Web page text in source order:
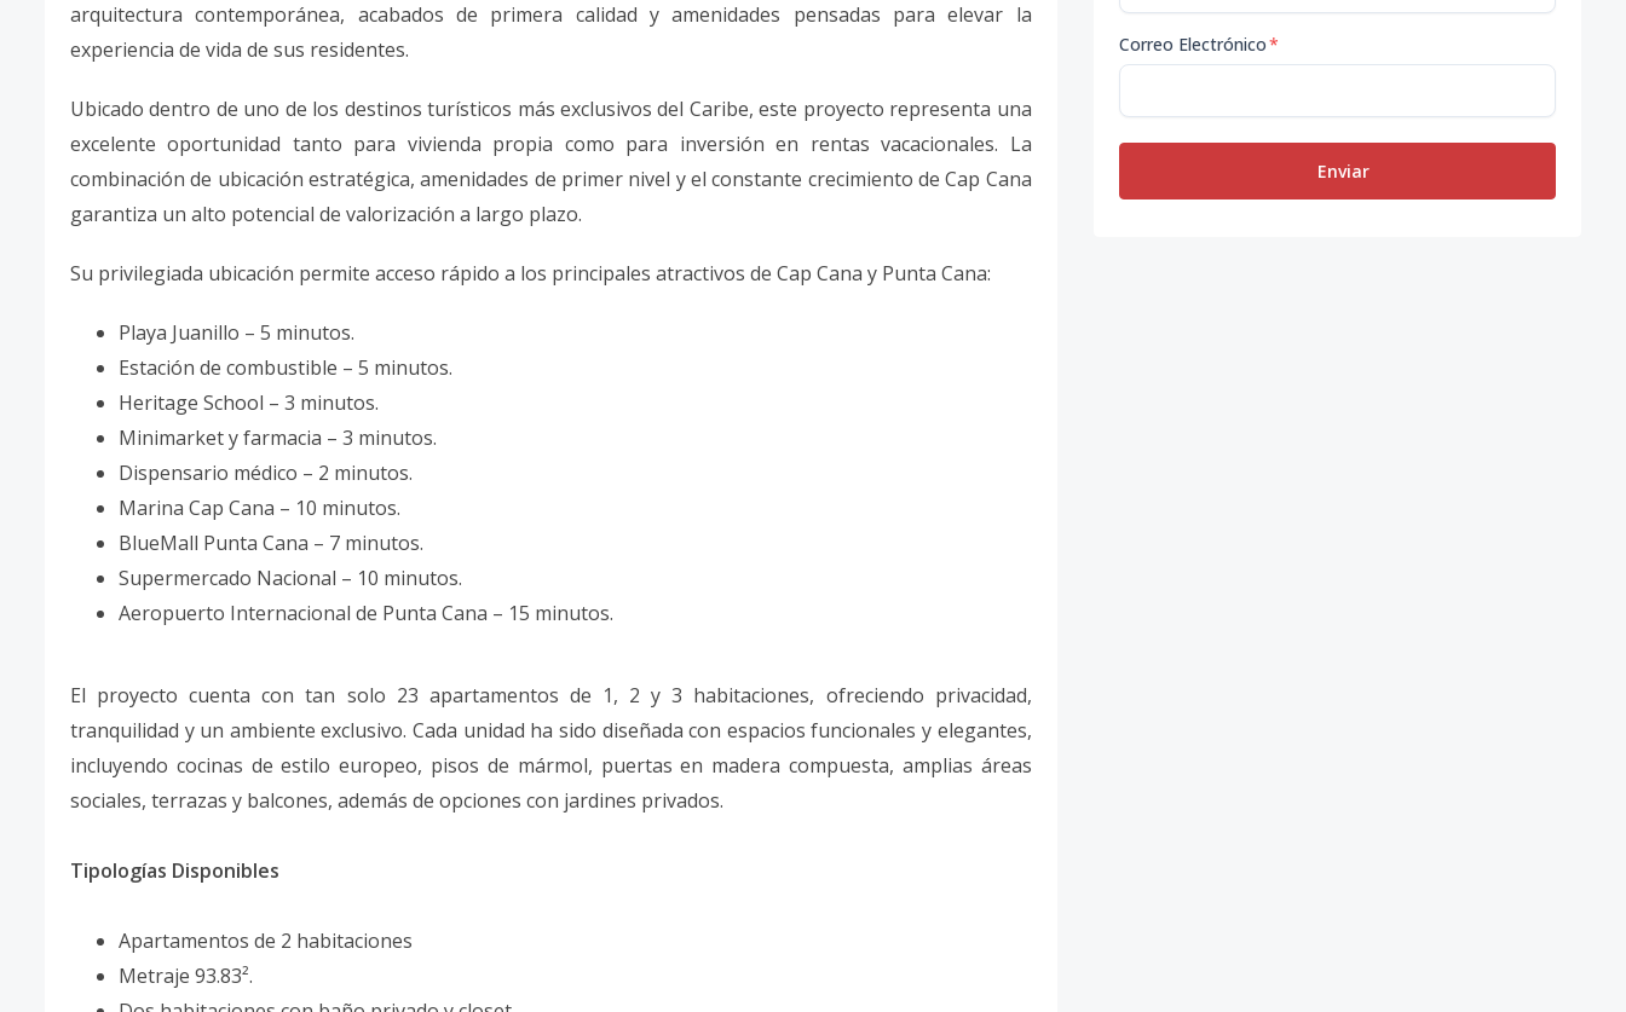
arquitectura contemporánea, acabados de primera calidad y amenidades pensadas para elevar la
experiencia de vida de sus residentes.
Ubicado dentro de uno de los destinos turísticos más exclusivos del Caribe, este proyecto representa una
excelente oportunidad tanto para vivienda propia como para inversión en rentas vacacionales. La
combinación de ubicación estratégica, amenidades de primer nivel y el constante crecimiento de Cap Cana
garantiza un alto potencial de valorización a largo plazo.
Su privilegiada ubicación permite acceso rápido a los principales atractivos de Cap Cana y Punta Cana:
Playa Juanillo – 5 minutos.
Estación de combustible – 5 minutos.
Heritage School – 3 minutos.
Minimarket y farmacia – 3 minutos.
Dispensario médico – 2 minutos.
Marina Cap Cana – 10 minutos.
BlueMall Punta Cana – 7 minutos.
Supermercado Nacional – 10 minutos.
Aeropuerto Internacional de Punta Cana – 15 minutos.
El proyecto cuenta con tan solo 23 apartamentos de 1, 2 y 3 habitaciones, ofreciendo privacidad,
tranquilidad y un ambiente exclusivo. Cada unidad ha sido diseñada con espacios funcionales y elegantes,
incluyendo cocinas de estilo europeo, pisos de mármol, puertas en madera compuesta, amplias áreas
sociales, terrazas y balcones, además de opciones con jardines privados.
Tipologías Disponibles
Apartamentos de 2 habitaciones
Metraje 93.83².
Correo Electrónico*
Enviar